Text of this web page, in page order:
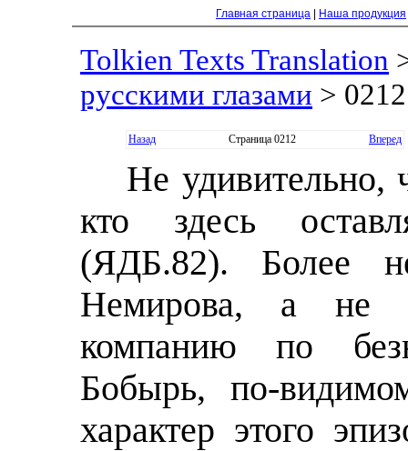
Главная страница Наша продукция
Tolkien Texts Translation
русскими глазами > 0212
Назад Страница 0212 Вперед
Не
кто здесь
(ЯДБ.82). Более
Немирова, а не
компанию по
Бобырь, по-
характер этого